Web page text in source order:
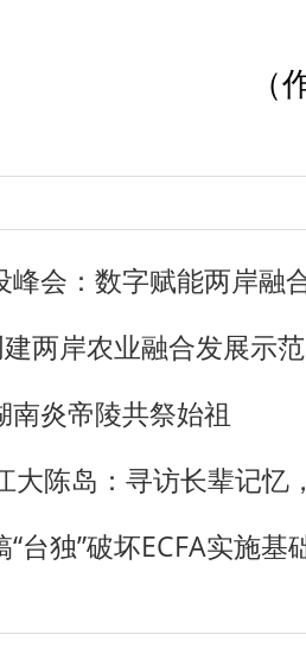
（
峰会：数字赋能两岸融
两岸农业融合发展示
南炎帝陵共祭始祖
大陈岛：寻访长辈记忆
台独”破坏ECFA实施基